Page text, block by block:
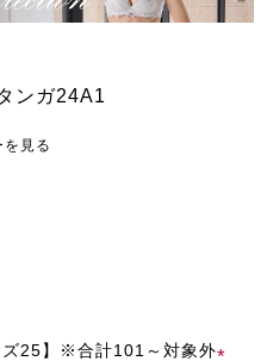
ンガ24A1
見る
ズ25】※合計101～対象外